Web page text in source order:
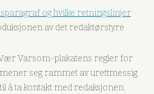
og hvilke retningslinjer
av det redaktørstyre
Varsom-plakatens regler for
seg rammet av urettmessig
å ta kontakt med redaksjonen.